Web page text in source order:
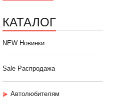
КАТАЛОГ
NEW Новинки
Sale Распродажа
Автолюбителям